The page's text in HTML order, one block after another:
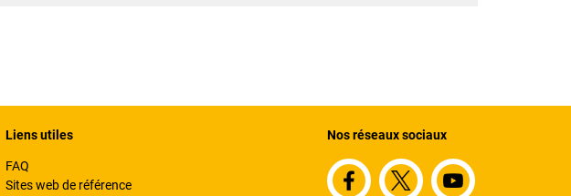
Liens utiles
FAQ
Sites web de référence
Nos réseaux sociaux